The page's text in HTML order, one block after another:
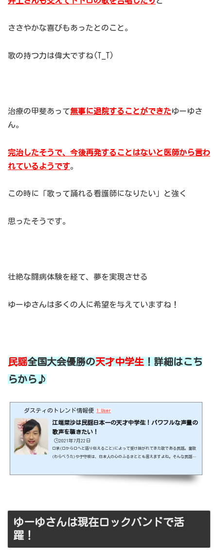
ささやかな喜びもあったとのこと。
歌の持つ力は偉大ですね(T_T)
治療の甲斐あって無事に退院することができたゆーゆさ
ん。
完治したそうで、今後再発することはないと医師から言わ
れているようです。
この時に「歌って踊れる看護師になりたい」と強く
思ったそうです。
壮絶な闘病体験を経て、夢を実現させる
ゆーゆさんは多くの人に希望を与えていますね！
民謡全国大会優勝の天才中学生 ！詳細はこち
らから♪
ダスティのトレンド情報便 1 User
江端菜沙は民謡日本一の天才中学生！パワフルな声量の
歌声を聴きたい！
🕒️2021年7月22日
口承(口から口へと語り伝えること)によって受け継がれてきた歌である民謡。童歌
(わらべうた)や子守唄は、日本人の心のふるさととも言えますよね。そんな民謡の
ゆーゆさんは現在ロックバンドで活
躍！